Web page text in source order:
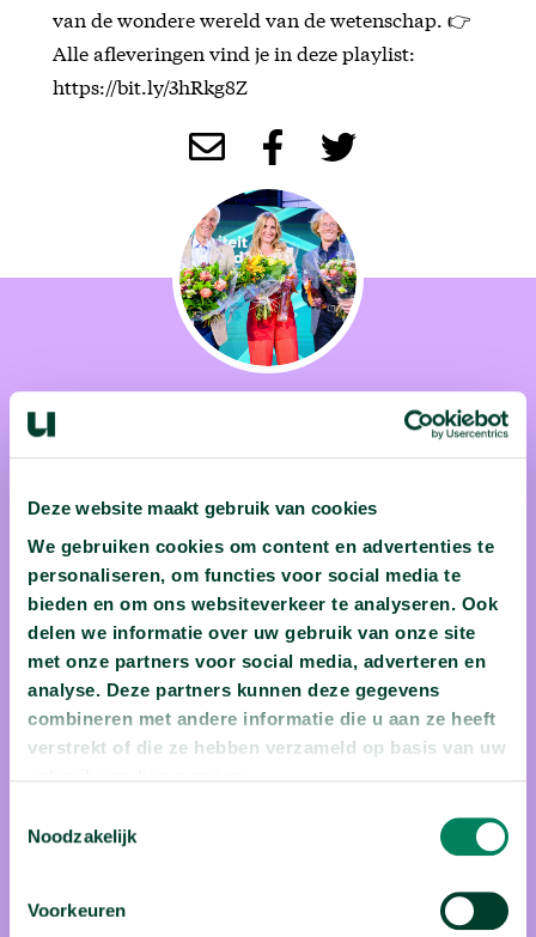
Deze website maakt gebruik van cookies
We gebruiken cookies om content en advertenties te
personaliseren, om functies voor social media te
bieden en om ons websiteverkeer te analyseren. Ook
delen we informatie over uw gebruik van onze site
met onze partners voor social media, adverteren en
analyse. Deze partners kunnen deze gegevens
combineren met andere informatie die u aan ze heeft
verstrekt of die ze hebben verzameld op basis van uw
Noodzakelijk
Voorkeuren
van de wondere wereld van de wetenschap. 👉
Alle afleveringen vind je in deze playlist:
https://bit.ly/3hRkg8Z
prof. dr. Herman Van Goethem,
prof. dr. Karen Celis en prof. dr.
Hendrik Vos
(1) Herman Van Goethem is niet alleen historicus en jurist,
hij is ook rector van de UAntwerpen. Professor Van Goethem
deed onderzoek naar de Belgische monarchie, de Tweede
Wereldoorlog en Jezuïeten. Hij houdt niet alleen van het
onderzoek, hij vertelt (en schrijft!) er ook graag over voor een
groot publiek. Enkele jaren geleden kreeg hij dan ook terecht
de loopbaanprijs voor wetenschapscommunicatie van de
Wetenschappen en Kunsten; (2) Karen Celis is politicoloog
aan de VUB; (3) Klein Hendrikje Vos wilde stewardess
worden. Dat hij uiteindelijk de bekendste Europa-specialist
van Vlaanderen is geworden is in feite puur toeval. Niemand